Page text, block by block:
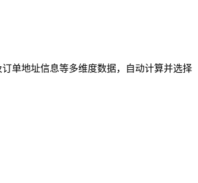
单地址信息等多维度数据，自动计算并选择